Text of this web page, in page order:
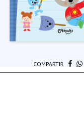
COMPARTIR